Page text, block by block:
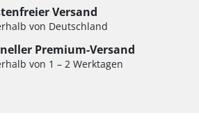
Versand
von Deutschland
Premium-Versand
von 1 – 2 Werktagen